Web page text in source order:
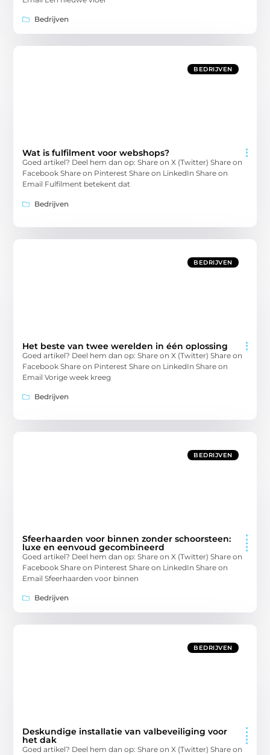
Bedrijven
BEDRIJVEN
Wat is fulfilment voor webshops?
Goed artikel? Deel hem dan op: Share on X (Twitter) Share on
Facebook Share on Pinterest Share on LinkedIn Share on
Email Fulfilment betekent dat
Bedrijven
BEDRIJVEN
Het beste van twee werelden in één oplossing
Goed artikel? Deel hem dan op: Share on X (Twitter) Share on
Facebook Share on Pinterest Share on LinkedIn Share on
Email Vorige week kreeg
Bedrijven
BEDRIJVEN
Sfeerhaarden voor binnen zonder schoorsteen:
luxe en eenvoud gecombineerd
Goed artikel? Deel hem dan op: Share on X (Twitter) Share on
Facebook Share on Pinterest Share on LinkedIn Share on
Email Sfeerhaarden voor binnen
Bedrijven
BEDRIJVEN
Deskundige installatie van valbeveiliging voor
het dak
Goed artikel? Deel hem dan op: Share on X (Twitter) Share on